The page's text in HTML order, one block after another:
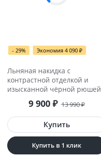
- 29% Экономия 4 090 ₽
Льняная накидка с
контрастной отделкой и
изысканной чёрной рюшей
9 900 ₽ 13 990₽
Купить в 1 клик